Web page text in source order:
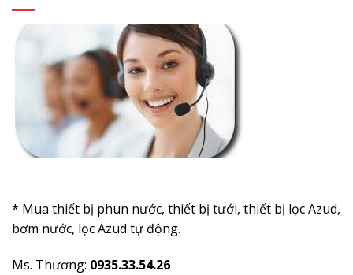
* Mua thiết bị phun nước, thiết bị tưới, thiết bị lọc Azud,
bơm nước, lọc Azud tự động.
Ms. Thương: 0935.33.54.26